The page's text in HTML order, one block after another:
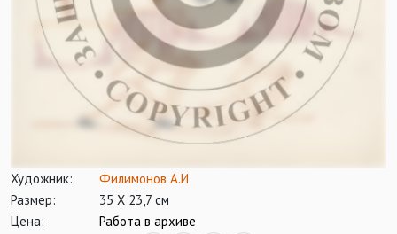
Художник:
Филимонов А.И
Размер:
35 Х 23,7 см
Цена:
Работа в архиве